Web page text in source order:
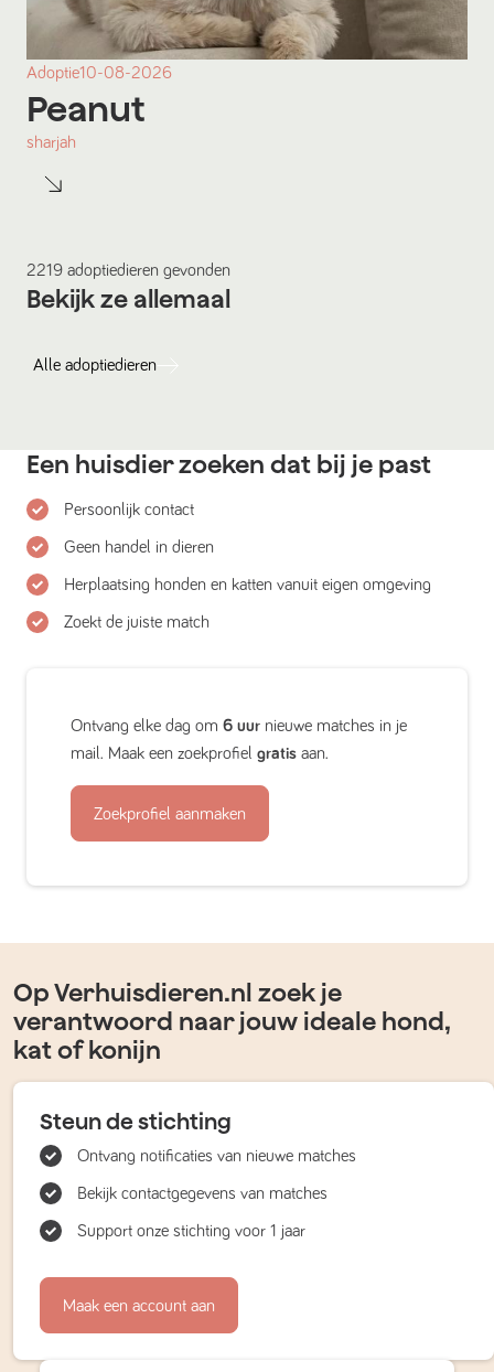
Adoptie10-08-2026
Peanut
sharjah
2219 adoptiedieren gevonden
Bekijk ze allemaal
Alle adoptiedieren
Een huisdier zoeken dat bij je past
Persoonlijk contact
Geen handel in dieren
Herplaatsing honden en katten vanuit eigen omgeving
Zoekt de juiste match
Ontvang elke dag om 6 uur nieuwe matches in je
mail. Maak een zoekprofiel gratis aan.
Zoekprofiel aanmaken
Op Verhuisdieren.nl zoek je
verantwoord naar jouw ideale hond,
kat of konijn
Steun de stichting
Ontvang notificaties van nieuwe matches
Bekijk contactgegevens van matches
Support onze stichting voor 1 jaar
Maak een account aan